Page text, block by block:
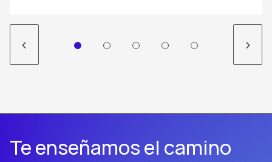
< >
Te enseñamos el camino